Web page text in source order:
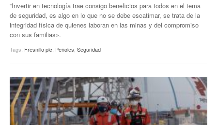
“Invertir en tecnología trae consigo beneficios para todos en el tema
de seguridad, es algo en lo que no se debe escatimar, se trata de la
integridad física de quienes laboran en las minas y del compromiso
con sus familias».
Tags: Fresnillo plc Peñoles Seguridad